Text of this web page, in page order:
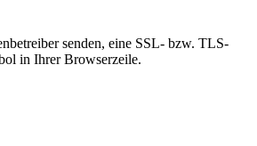
senden, eine SSL- bzw. TLS-
in Ihrer Browserzeile.